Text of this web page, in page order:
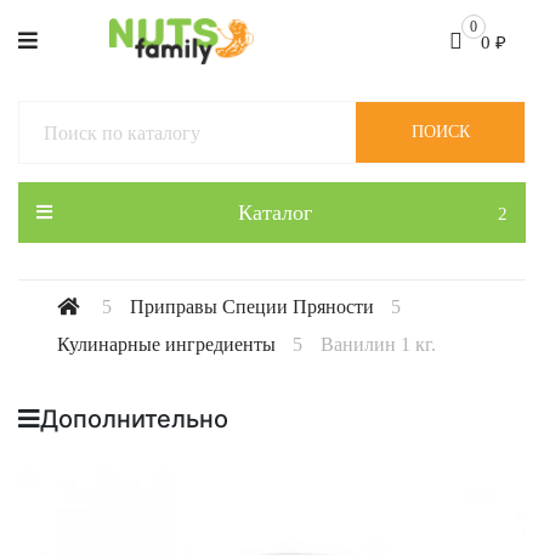
0
0 ₽
Каталог
ПОИСК
Приправы Специи Пряности
Кулинарные ингредиенты
Ванилин 1 кг.
Дополнительно